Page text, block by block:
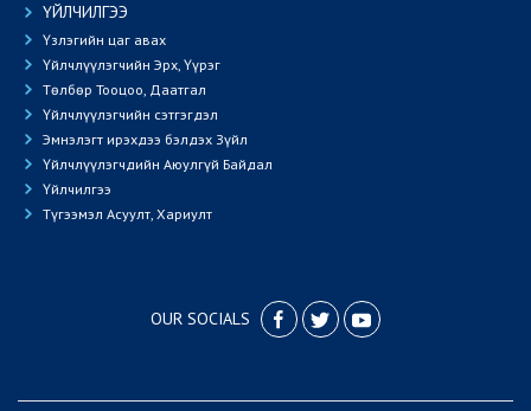
ҮЙЛЧИЛГЭЭ
Үзлэгийн цаг авах
Үйлчлүүлэгчийн Эрх, Үүрэг
Төлбөр Тооцоо, Даатгал
Үйлчлүүлэгчийн сэтгэгдэл
Эмнэлэгт ирэхдээ бэлдэх Зүйл
Үйлчлүүлэгчдийн Аюулгүй Байдал
Үйлчилгээ
Түгээмэл Асуулт, Хариулт
OUR SOCIALS